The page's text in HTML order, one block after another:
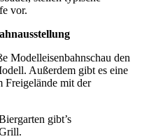
vor.
Modelleisenbahnschau den
Außerdem gibt es eine
mit der
gibt’s